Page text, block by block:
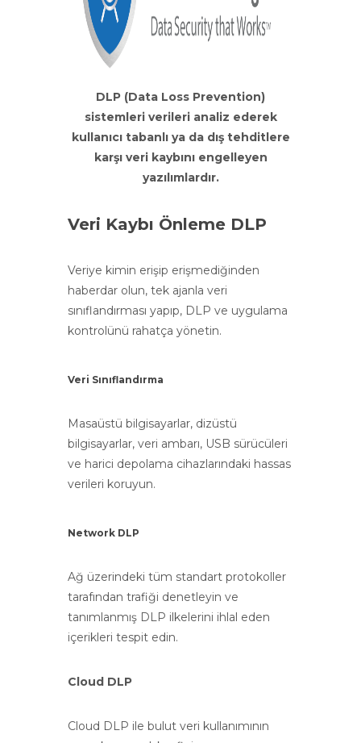
DLP (Data Loss Prevention)
sistemleri verileri analiz ederek
kullanıcı tabanlı ya da dış tehditlere
karşı veri kaybını engelleyen
yazılımlardır.
Veri Kaybı Önleme DLP
Veriye kimin erişip erişmediğinden
haberdar olun, tek ajanla veri
sınıflandırması yapıp, DLP ve uygulama
kontrolünü rahatça yönetin.
Veri Sınıflandırma
Masaüstü bilgisayarlar, dizüstü
bilgisayarlar, veri ambarı, USB sürücüleri
ve harici depolama cihazlarındaki hassas
verileri koruyun.
Network DLP
Ağ üzerindeki tüm standart protokoller
tarafından trafiği denetleyin ve
tanımlanmış DLP ilkelerini ihlal eden
içerikleri tespit edin.
Cloud DLP
Cloud DLP ile bulut veri kullanımının